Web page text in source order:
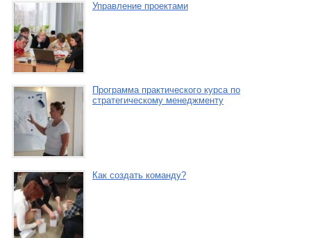
Управление проектами
Программа практического курса по
стратегическому менеджменту
Как создать команду?